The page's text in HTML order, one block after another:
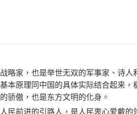
略家，也是举世无双的军事家、诗
本原理同中国的具体实际结合起来
骄傲，也是东方文明的化身。
民前进的引路人，是人民衷心爱戴